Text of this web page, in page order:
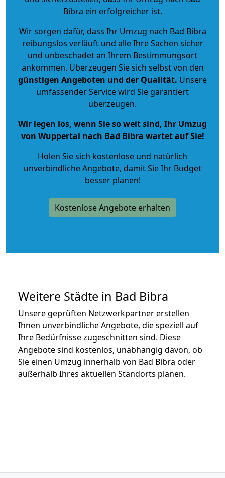
Bibra ein erfolgreicher ist.
Wir sorgen dafür, dass Ihr Umzug nach Bad Bibra
reibungslos verläuft und alle Ihre Sachen sicher
und unbeschadet an Ihrem Bestimmungsort
ankommen. Überzeugen Sie sich selbst von den
günstigen Angeboten und der Qualität. Unsere
umfassender Service wird Sie garantiert
überzeugen.
Wir legen los, wenn Sie so weit sind, Ihr Umzug
von Wuppertal nach Bad Bibra wartet auf Sie!
Holen Sie sich kostenlose und natürlich
unverbindliche Angebote, damit Sie Ihr Budget
besser planen!
Kostenlose Angebote erhalten
Weitere Städte in Bad Bibra
Unsere geprüften Netzwerkpartner erstellen
Ihnen unverbindliche Angebote, die speziell auf
Ihre Bedürfnisse zugeschnitten sind. Diese
Angebote sind kostenlos, unabhängig davon, ob
Sie einen Umzug innerhalb von Bad Bibra oder
außerhalb Ihres aktuellen Standorts planen.